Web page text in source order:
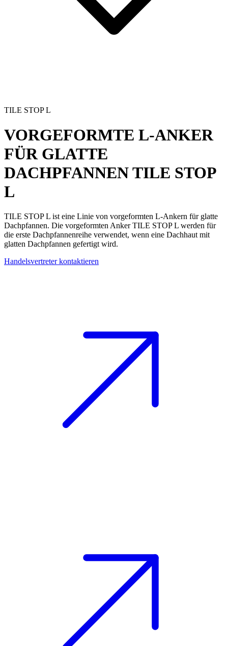
TILE STOP L
VORGEFORMTE L-ANKER
FÜR GLATTE
DACHPFANNENTILE STOP
L
TILE STOP L ist eine Linie von vorgeformten L-Ankern für glatte
Dachpfannen. Die vorgeformten Anker TILE STOP L werden für
die erste Dachpfannenreihe verwendet, wenn eine Dachhaut mit
glatten Dachpfannen gefertigt wird.
Handelsvertreter kontaktieren